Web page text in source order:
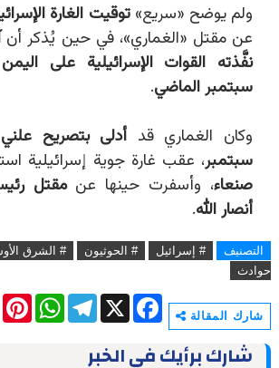
ولم يوضح «سريع»توقيت الغارة
عن مقتل «الغماري»، في حين يُذكر أن
نفَّذته القوات الإسرائيلية على اليمن
سبتمبر الماضي.
وكان الغماري قد أدلى بتصريح
سبتمبر، عقب غارة جوية إسرائيلية
صنعاء، وأسفرت حينها عنمقتل
أنصار الله.
التصنيف # إسرائيل # الحوثيون # الشرق
حوادث
شارك المقالة
P
W
h
T
e
g
X
F
a
b
شارك برأيك في الخبر